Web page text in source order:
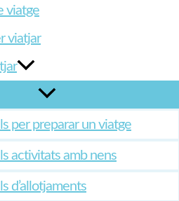
viatge
viatjar
per preparar un viatge
activitats amb nens
d’allotjaments